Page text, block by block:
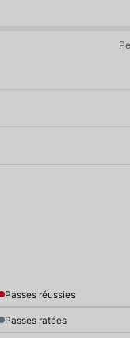
Passes réussies
Passes ratées